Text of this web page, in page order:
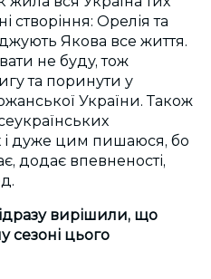
створіння: Орелія та
Якова все життя.
не буду, тож
та поринути у
України. Також
і дуже цим пишаюся, бо
додає впевненості,
вирішили, що
сезоні цього